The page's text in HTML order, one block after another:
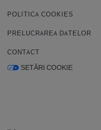
POLITICA COOKIES
PRELUCRAREA DATELOR
CONTACT
SETĂRI COOKIE